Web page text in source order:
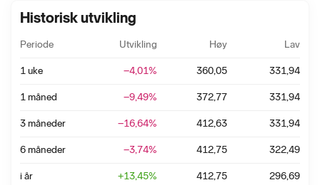
Historisk utvikling
Periode Utvikling Høy Lav
1 uke −4,01% 360,05 331,94
1 måned −9,49% 372,77 331,94
3 måneder −16,64% 412,63 331,94
6 måneder −3,74% 412,75 322,49
i år +13,45% 412,75 296,69